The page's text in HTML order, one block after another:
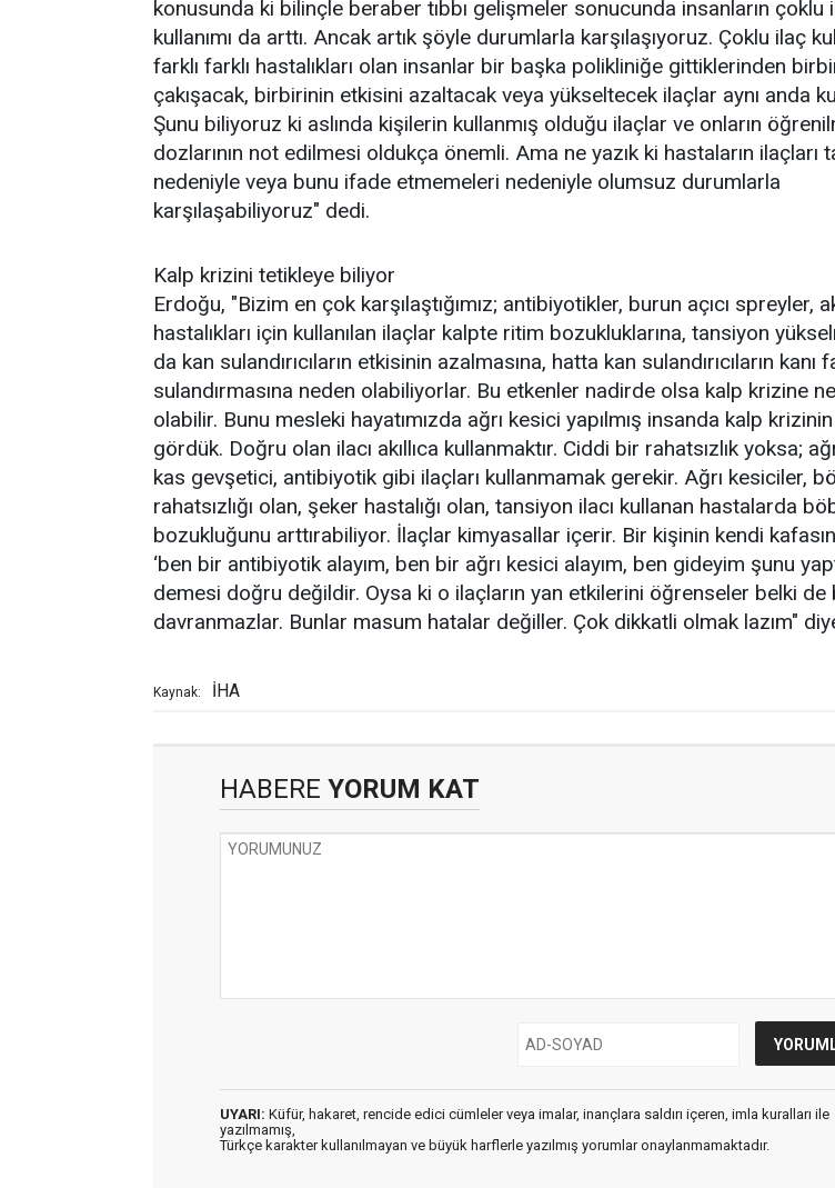
konusunda ki bilinçle beraber tıbbı gelişmeler sonucunda insanların çoklu
kullanımı da arttı. Ancak artık şöyle durumlarla karşılaşıyoruz. Çoklu ilaç
farklı farklı hastalıkları olan insanlar bir başka polikliniğe gittiklerinden
çakışacak, birbirinin etkisini azaltacak veya yükseltecek ilaçlar aynı anda
Şunu biliyoruz ki aslında kişilerin kullanmış olduğu ilaçlar ve onların
dozlarının not edilmesi oldukça önemli. Ama ne yazık ki hastaların ilaçları
nedeniyle veya bunu ifade etmemeleri nedeniyle olumsuz durumlarla
karşılaşabiliyoruz" dedi.
Kalp krizini tetikleye biliyor
Erdoğu, "Bizim en çok karşılaştığımız; antibiyotikler, burun açıcı spreyler,
hastalıkları için kullanılan ilaçlar kalpte ritim bozukluklarına, tansiyon
da kan sulandırıcıların etkisinin azalmasına, hatta kan sulandırıcıların kanı
sulandırmasına neden olabiliyorlar. Bu etkenler nadirde olsa kalp krizine
olabilir. Bunu mesleki hayatımızda ağrı kesici yapılmış insanda kalp
gördük. Doğru olan ilacı akıllıca kullanmaktır. Ciddi bir rahatsızlık yoksa;
kas gevşetici, antibiyotik gibi ilaçları kullanmamak gerekir. Ağrı kesiciler,
rahatsızlığı olan, şeker hastalığı olan, tansiyon ilacı kullanan hastalarda
bozukluğunu arttırabiliyor. İlaçlar kimyasallar içerir. Bir kişinin kendi
‘ben bir antibiyotik alayım, ben bir ağrı kesici alayım, ben gideyim şunu
demesi doğru değildir. Oysa ki o ilaçların yan etkilerini öğrenseler belki de
davranmazlar. Bunlar masum hatalar değiller. Çok dikkatli olmak lazım"
Kaynak: İHA
HABERE YORUM KAT
UYARI: Küfür, hakaret, rencide edici cümleler veya imalar, inançlara saldırı içeren, imla kuralları ile
yazılmamış,
Türkçe karakter kullanılmayan ve büyük harflerle yazılmış yorumlar onaylanmamaktadır.